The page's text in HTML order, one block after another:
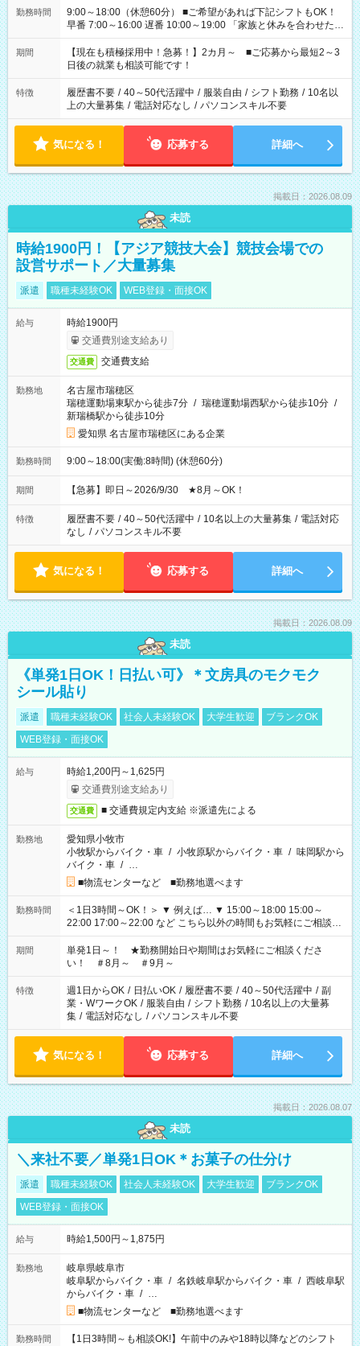
勤務時間
9:00～18:00（休憩60分） ■ご希望があれば下記シフトもOK！
早番 7:00～16:00 遅番 10:00～19:00 「家族と休みを合わせた
い」 「余裕を持って夕飯の準備がしたい」 「できれば残業はし
たくない」 など、ご希望を教えてくださいね。 ※Wワーク希望
の方へ 今ご覧のお仕事で希望する勤務時間と、もう1つのお仕事
の勤務時間。 合計で週40時間を超える場合は応募できません。
期間
【現在も積極採用中！急募！】2カ月～ ■ご応募から最短2～3
日後の就業も相談可能です！
特徴 履歴書不要 / 40～50代活躍中 / 服装自由 / シフト勤務 / 10名以
上の大量募集 / 電話対応なし / パソコンスキル不要
気になる！ 応募する 詳細へ
掲載日：2026.08.09
未読
時給1900円！【アジア競技大会】競技会場での
設営サポート／大量募集
派遣 職種未経験OK WEB登録・面接OK
給与
時給1900円
交通費別途支給あり
交通費 交通費支給
勤務地
名古屋市瑞穂区
瑞穂運動場東駅から徒歩7分 / 瑞穂運動場西駅から徒歩10分 /
新瑞橋駅から徒歩10分
愛知県 名古屋市瑞穂区にある企業
勤務時間 9:00～18:00(実働:8時間) (休憩60分)
期間 【急募】即日～2026/9/30 ★8月～OK！
特徴 履歴書不要 / 40～50代活躍中 / 10名以上の大量募集 / 電話対応
なし / パソコンスキル不要
気になる！ 応募する 詳細へ
掲載日：2026.08.09
未読
《単発1日OK！日払い可》＊文房具のモクモク
シール貼り
派遣 職種未経験OK 社会人未経験OK 大学生歓迎
ブランクOK
WEB登録・面接OK
給与
時給1,200円～1,625円
交通費別途支給あり
交通費 ■ 交通費規定内支給 ※派遣先による
勤務地
愛知県小牧市
小牧駅からバイク・車 / 小牧原駅からバイク・車 / 味岡駅から
バイク・車 / …
■物流センターなど ■勤務地選べます
勤務時間
＜1日3時間～OK！＞ ▼ 例えば… ▼ 15:00～18:00 15:00～
22:00 17:00～22:00 など こちら以外の時間もお気軽にご相談く
ださい！
期間
単発1日～！ ★勤務開始日や期間はお気軽にご相談くださ
い！ ＃8月～ ＃9月～
特徴 週1日からOK / 日払いOK / 履歴書不要 / 40～50代活躍中 / 副
業・WワークOK / 服装自由 / シフト勤務 / 10名以上の大量募
集 / 電話対応なし / パソコンスキル不要
気になる！ 応募する 詳細へ
掲載日：2026.08.07
未読
＼来社不要／単発1日OK＊お菓子の仕分け
派遣 職種未経験OK 社会人未経験OK 大学生歓迎
ブランクOK
WEB登録・面接OK
給与 時給1,500円～1,875円
勤務地
岐阜県岐阜市
岐阜駅からバイク・車 / 名鉄岐阜駅からバイク・車 / 西岐阜駅
からバイク・車 / …
■物流センターなど ■勤務地選べます
勤務時間 【1日3時間～も相談OK!】午前中のみや18時以降などのシフト